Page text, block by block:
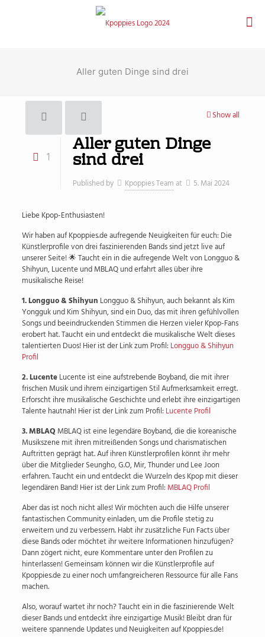
Aller guten Dinge sind drei
Show all
1 Aller guten Dinge
sind drei
Published by Kpoppies Teamat 5. Mai 2024
Liebe Kpop-Enthusiasten!
Wir haben auf Kpoppies.de aufregende Neuigkeiten für euch: Die
Künstlerprofile von drei faszinierenden Bands sind jetzt live auf
unserer Seite! 🌟 Taucht ein in die aufregende Welt von Longguo &
Shihyun, Lucente und MBLAQ und erfahrt alles über ihre
musikalische Reise!
1. Longguo & Shihyun Longguo & Shihyun, auch bekannt als Kim
Yongguk und Kim Shihyun, sind ein Duo, das mit ihren gefühlvollen
Songs und beeindruckenden Stimmen die Herzen vieler Kpop-Fans
erobert hat. Taucht ein und entdeckt die musikalische Welt dieses
talentierten Duos! Hier ist der Link zum Profil:Longguo & Shihyun
Profil
2. LucenteLucente ist eine aufstrebende Boyband, die mit ihrer
frischen Musik und ihrem einzigartigen Stil Aufmerksamkeit erregt.
Erforscht ihre musikalische Geschichte und erlebt ihre einzigartigen
Talente hautnah! Hier ist der Link zum Profil:Lucente Profil
3. MBLAQ MBLAQ ist eine legendäre Boyband, die die koreanische
Musikszene mit ihren mitreißenden Songs und charismatischen
Auftritten geprägt hat. Auf ihren Künstlerprofilen könnt ihr mehr
über die Mitglieder Seungho, G.O, Mir, Thunder und Lee Joon
erfahren. Taucht ein und entdeckt die Wurzeln des Kpop mit dieser
legendären Band! Hier ist der Link zum Profil:MBLAQ Profil
Aber das ist noch nicht alles! Wir möchten auch die Hilfe unserer
fantastischen Community einladen, um die Profile stetig zu
erweitern und zu verbessern. Habt ihr zusätzliche Fun Facts über
diese Bands oder möchtet ihr weitere Informationen hinzufügen?
Dann zögert nicht, eure Kommentare unter den Profilen zu
hinterlassen! Gemeinsam können wir die Künstlerprofile auf
Kpoppies.de zu einer noch umfangreicheren Ressource für alle Fans
machen.
Also, worauf wartet ihr noch? Taucht ein in die faszinierende Welt
dieser Bands und entdeckt ihre einzigartige Musik! Bleibt dran für
weitere spannende Updates und Neuigkeiten auf Kpoppies.de!